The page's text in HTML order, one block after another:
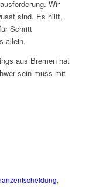
Wir
sind. Es hilft,
Schritt
allein.
aus Bremen hat
sein muss mit
,